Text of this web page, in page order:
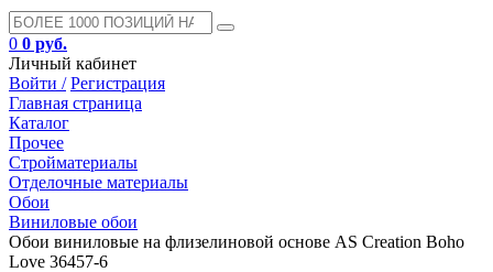
0 0 руб.
Личный кабинет
Войти / Регистрация
Главная страница
Каталог
Прочее
Стройматериалы
Отделочные материалы
Обои
Виниловые обои
Обои виниловые на флизелиновой основе AS Creation Boho
Love 36457-6